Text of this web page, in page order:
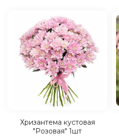
Хризантема кустовая
"Розовая" 1шт